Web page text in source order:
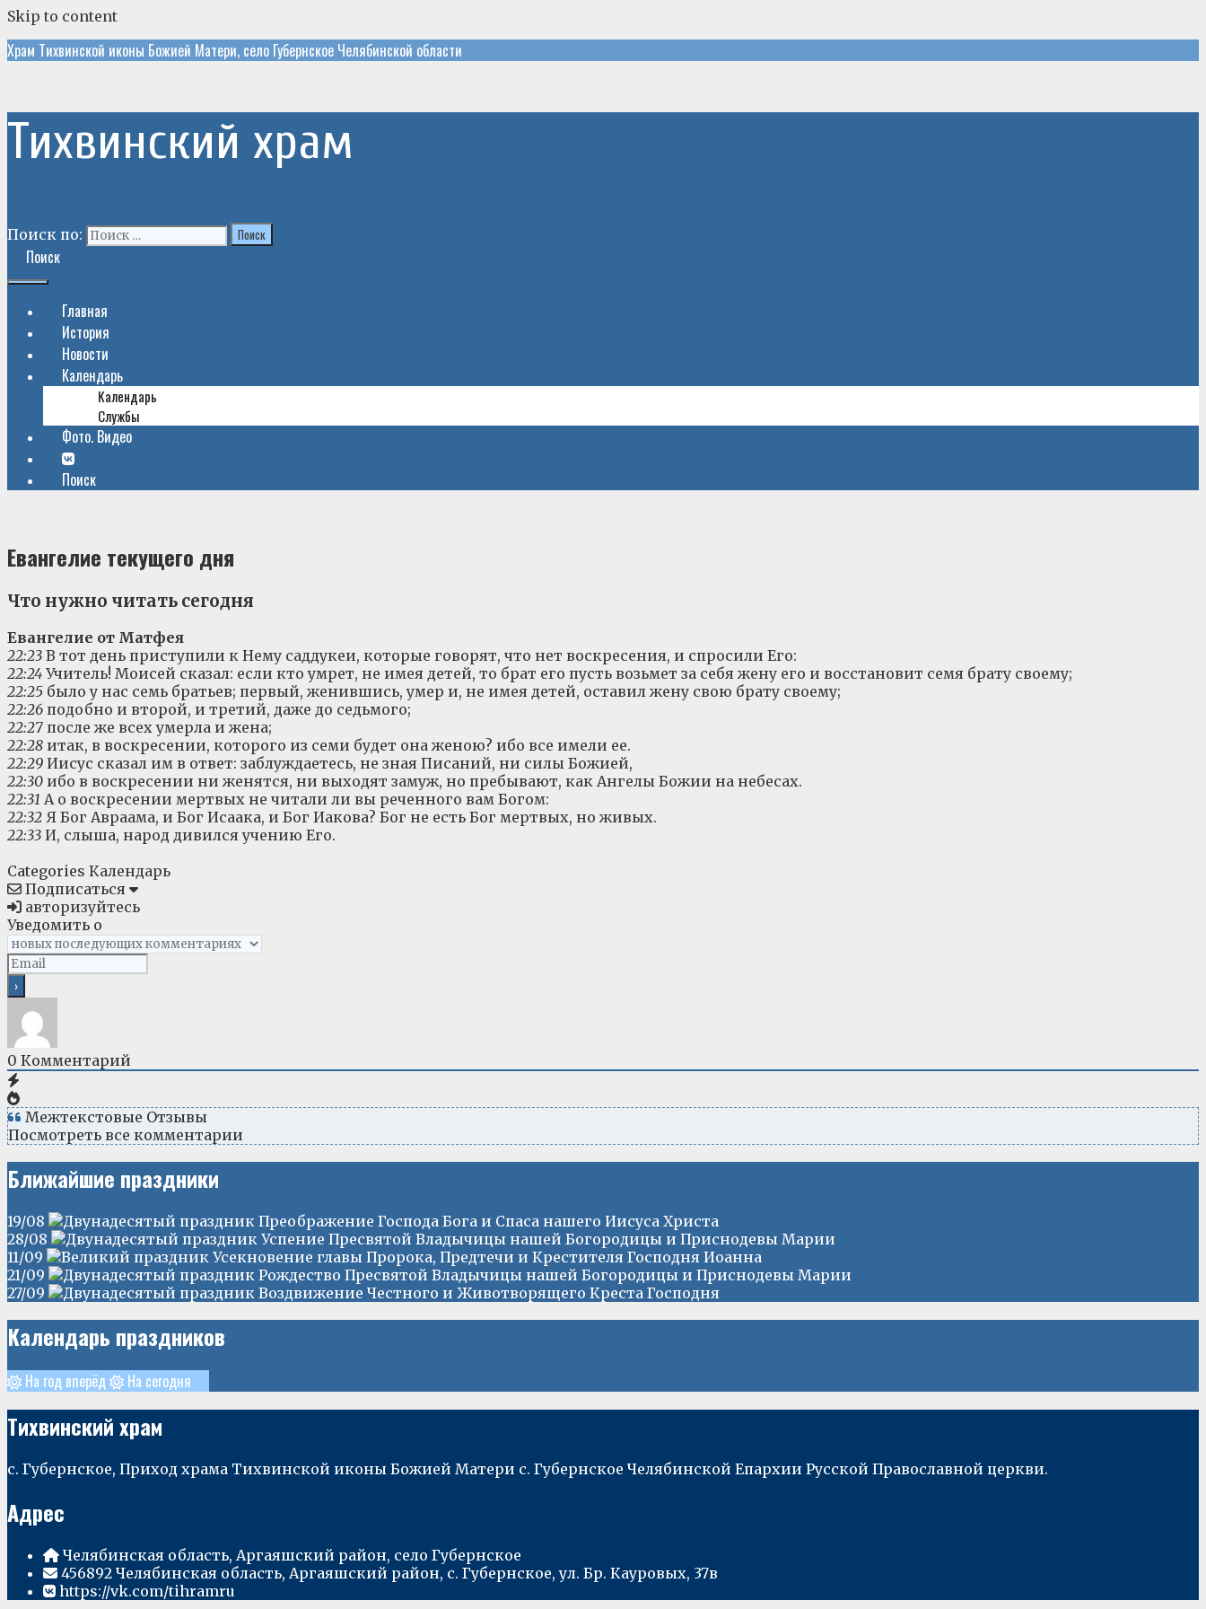
Skip to content
Храм Тихвинской иконы Божией Матери, село Губернское Челябинской области
Тихвинский храм
Поиск по:
Поиск
Главная
История
Новости
Календарь
Календарь
Службы
Фото. Видео
Поиск
Евангелие текущего дня
Что нужно читать сегодня
Евангелие от Матфея
22:23 В тот день приступили к Нему саддукеи, которые говорят, что нет воскресения, и спросили Его:
22:24 Учитель! Моисей сказал: если кто умрет, не имея детей, то брат его пусть возьмет за себя жену его и восстановит семя брату своему;
22:25 было у нас семь братьев; первый, женившись, умер и, не имея детей, оставил жену свою брату своему;
22:26 подобно и второй, и третий, даже до седьмого;
22:27 после же всех умерла и жена;
22:28 итак, в воскресении, которого из семи будет она женою? ибо все имели ее.
22:29 Иисус сказал им в ответ: заблуждаетесь, не зная Писаний, ни силы Божией,
22:30 ибо в воскресении ни женятся, ни выходят замуж, но пребывают, как Ангелы Божии на небесах.
22:31 А о воскресении мертвых не читали ли вы реченного вам Богом:
22:32 Я Бог Авраама, и Бог Исаака, и Бог Иакова? Бог не есть Бог мертвых, но живых.
22:33 И, слыша, народ дивился учению Его.
Categories Календарь
Подписаться
авторизуйтесь
Уведомить о
0 Комментарий
Межтекстовые Отзывы
Посмотреть все комментарии
Ближайшие праздники
19/08
Преображение Господа Бога и Спаса нашего Иисуса Христа
28/08
Успение Пресвятой Владычицы нашей Богородицы и Приснодевы Марии
11/09
Усекновение главы Пророка, Предтечи и Крестителя Господня Иоанна
21/09
Рождество Пресвятой Владычицы нашей Богородицы и Приснодевы Марии
27/09
Воздвижение Честного и Животворящего Креста Господня
Календарь праздников
На год вперёд На сегодня
Тихвинский храм
с. Губернское, Приход храма Тихвинской иконы Божией Матери с. Губернское Челябинской Епархии Русской Православной церкви.
Адрес
Челябинская область, Аргаяшский район, село Губернское
456892 Челябинская область, Аргаяшский район, с. Губернское, ул. Бр. Кауровых, 37в
https://vk.com/tihramru